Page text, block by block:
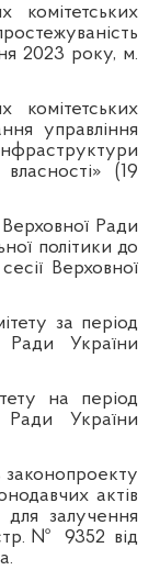
комітетських
2023 року, м.
комітетських
управління
(19
Ради
політики до
Верховної
за період
Ради України
на період
Ради України
актів
залучення
9352 від